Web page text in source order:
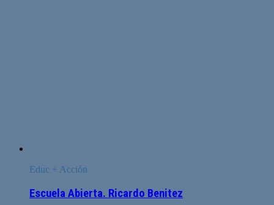
Educ + Acción
Escuela Abierta. Ricardo Benitez